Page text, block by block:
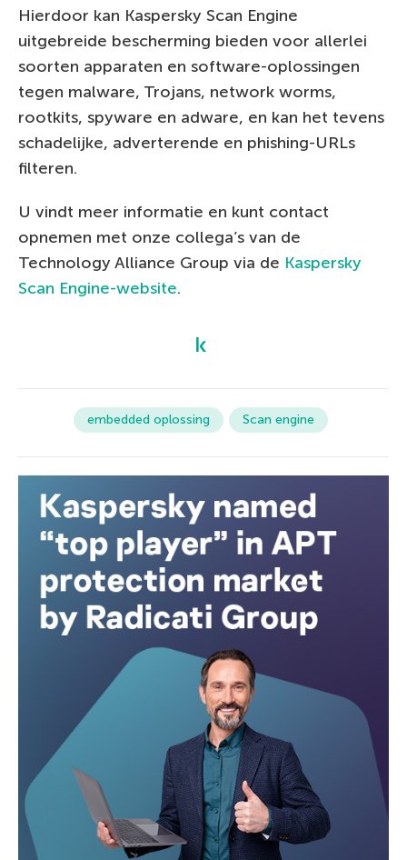
Hierdoor kan Kaspersky Scan Engine
uitgebreide bescherming bieden voor allerlei
soorten apparaten en software-oplossingen
tegen malware, Trojans, network worms,
rootkits, spyware en adware, en kan het tevens
schadelijke, adverterende en phishing-URLs
filteren.
U vindt meer informatie en kunt contact
opnemen met onze collega’s van de
Technology Alliance Group via de Kaspersky
Scan Engine-website.
embedded oplossing Scan engine